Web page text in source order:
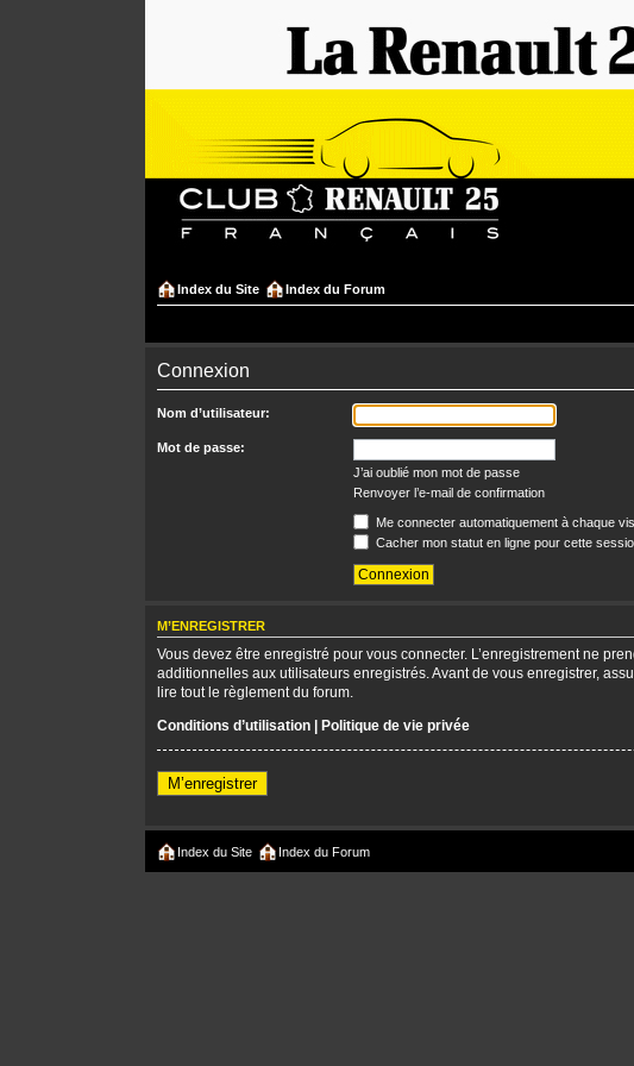
Index du Site Index du Forum
Connexion
Nom d’utilisateur:
Mot de passe:
J’ai oublié mon mot de passe
Renvoyer l’e-mail de confirmation
Me connecter automatiquement à chaque
Cacher mon statut en ligne pour cette
M’ENREGISTRER
Vous devez être enregistré pour vous connecter. L’enregistrement ne
additionnelles aux utilisateurs enregistrés. Avant de vous enregistrer,
lire tout le règlement du forum.
Conditions d’utilisation | Politique de vie privée
M’enregistrer
Index du Site Index du Forum